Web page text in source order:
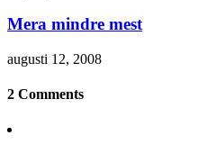
Mera mindre mest
augusti 12, 2008
2 Comments